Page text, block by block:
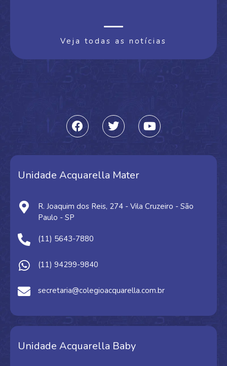
Veja todas as notícias
Unidade Acquarella Mater
R. Joaquim dos Reis, 274 - Vila Cruzeiro - São
Paulo - SP
(11) 5643-7880
(11) 94299-9840
secretaria@colegioacquarella.com.br
Unidade Acquarella Baby